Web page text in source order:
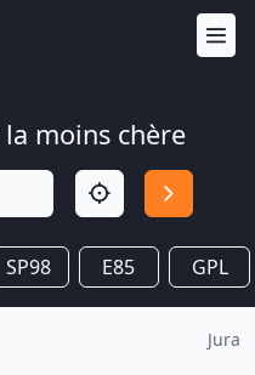
moins chère
SP98 E85 GPL
Jura